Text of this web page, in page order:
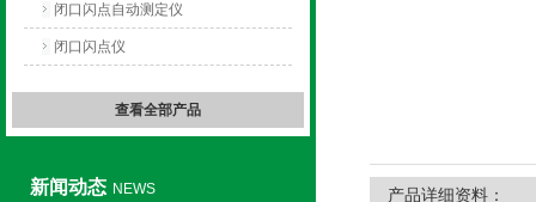
闭口闪点自动测定仪
闭口闪点仪
查看全部产品
新闻动态 NEWS 产品详细资料：